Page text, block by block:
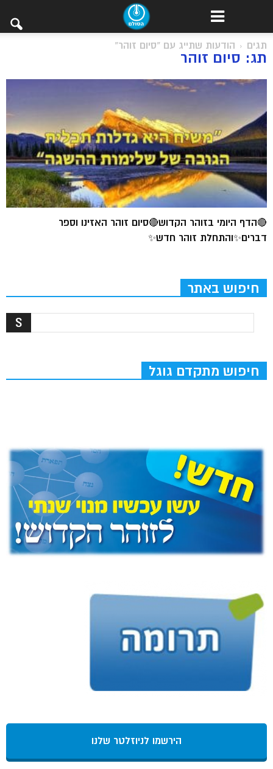
תגים הודעות שתייג עם "סיום זוהר"
תג: סיום זוהר
🔴הדף היומי בזוהר הקדוש🔴סיום זוהר האזינו וספר
דברים✨והתחלת זוהר חדש✨
חיפוש באתר
חיפוש מתקדם גוגל
הירשמו לניוזלטר שלנו